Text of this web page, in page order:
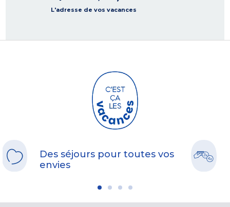
L'adresse de vos vacances
Des séjours pour toutes vos
envies